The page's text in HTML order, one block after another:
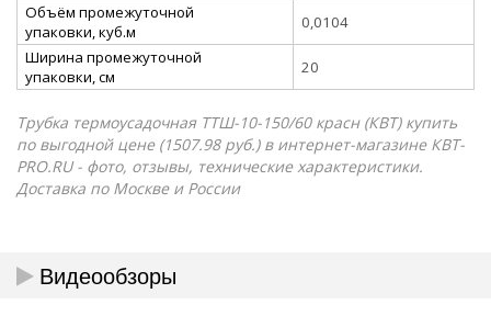
Объём промежуточной
упаковки, куб.м
0,0104
Ширина промежуточной
упаковки, см
20
Трубка термоусадочная ТТШ-10-150/60 красн (КВТ) купить
по выгодной цене (1507.98 руб.) в интернет-магазине КВТ-
PRO.RU - фото, отзывы, технические характеристики.
Доставка по Москве и России
Видеообзоры